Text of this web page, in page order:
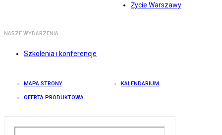
Życie Warszawy
NASZE WYDARZENIA
Szkolenia i konferencje
MAPA STRONY KALENDARIUM
OFERTA PRODUKTOWA